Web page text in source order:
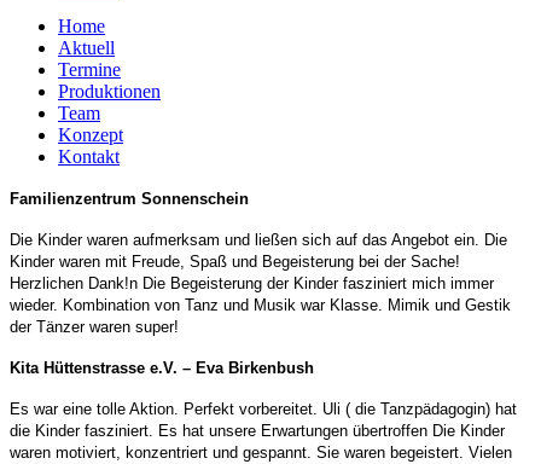
Home
Aktuell
Termine
Produktionen
Team
Konzept
Kontakt
Familienzentrum Sonnenschein
Die Kinder waren aufmerksam und ließen sich auf das Angebot ein. Die
Kinder waren mit Freude, Spaß und Begeisterung bei der Sache!
Herzlichen Dank!n Die Begeisterung der Kinder fasziniert mich immer
wieder. Kombination von Tanz und Musik war Klasse. Mimik und Gestik
der Tänzer waren super!
Kita Hüttenstrasse e.V. – Eva Birkenbush
Es war eine tolle Aktion. Perfekt vorbereitet. Uli ( die Tanzpädagogin) hat
die Kinder fasziniert. Es hat unsere Erwartungen übertroffen Die Kinder
waren motiviert, konzentriert und gespannt. Sie waren begeistert. Vielen